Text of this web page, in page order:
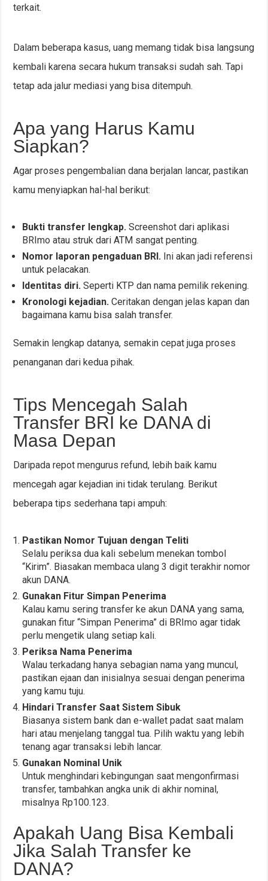
terkait.
Dalam beberapa kasus, uang memang tidak bisa langsung
kembali karena secara hukum transaksi sudah sah. Tapi
tetap ada jalur mediasi yang bisa ditempuh.
Apa yang Harus Kamu
Siapkan?
Agar proses pengembalian dana berjalan lancar, pastikan
kamu menyiapkan hal-hal berikut:
Bukti transfer lengkap. Screenshot dari aplikasi
BRImo atau struk dari ATM sangat penting.
Nomor laporan pengaduan BRI. Ini akan jadi referensi
untuk pelacakan.
Identitas diri. Seperti KTP dan nama pemilik rekening.
Kronologi kejadian. Ceritakan dengan jelas kapan dan
bagaimana kamu bisa salah transfer.
Semakin lengkap datanya, semakin cepat juga proses
penanganan dari kedua pihak.
Tips Mencegah Salah
Transfer BRI ke DANA di
Masa Depan
Daripada repot mengurus refund, lebih baik kamu
mencegah agar kejadian ini tidak terulang. Berikut
beberapa tips sederhana tapi ampuh:
Pastikan Nomor Tujuan dengan Teliti
Selalu periksa dua kali sebelum menekan tombol
“Kirim”. Biasakan membaca ulang 3 digit terakhir nomor
akun DANA.
Gunakan Fitur Simpan Penerima
Kalau kamu sering transfer ke akun DANA yang sama,
gunakan fitur “Simpan Penerima” di BRImo agar tidak
perlu mengetik ulang setiap kali.
Periksa Nama Penerima
Walau terkadang hanya sebagian nama yang muncul,
pastikan ejaan dan inisialnya sesuai dengan penerima
yang kamu tuju.
Hindari Transfer Saat Sistem Sibuk
Biasanya sistem bank dan e-wallet padat saat malam
hari atau menjelang tanggal tua. Pilih waktu yang lebih
tenang agar transaksi lebih lancar.
Gunakan Nominal Unik
Untuk menghindari kebingungan saat mengonfirmasi
transfer, tambahkan angka unik di akhir nominal,
misalnya Rp100.123.
Apakah Uang Bisa Kembali
Jika Salah Transfer ke
DANA?